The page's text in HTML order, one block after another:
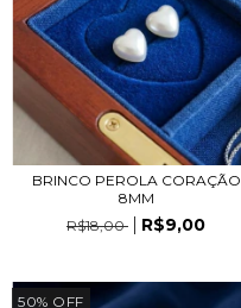
BRINCO PEROLA CORAÇÃO
8MM
R$18,00
R$9,00
50% OFF